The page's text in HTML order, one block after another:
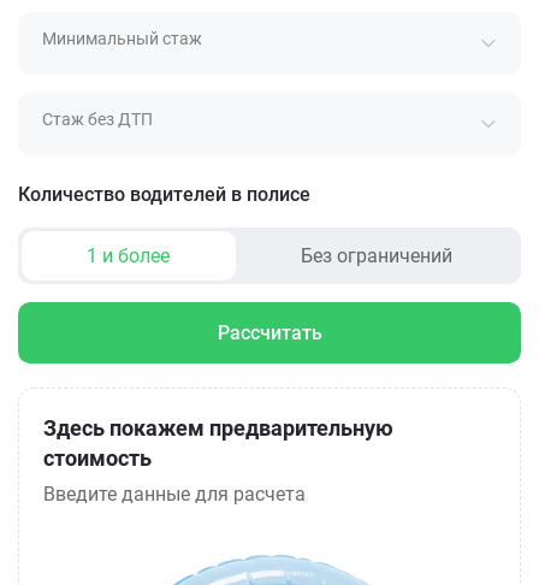
Минимальный стаж
Стаж без ДТП
Количество водителей в полисе
1 и более Без ограничений
Рассчитать
Здесь покажем предварительную
стоимость
Введите данные для расчета